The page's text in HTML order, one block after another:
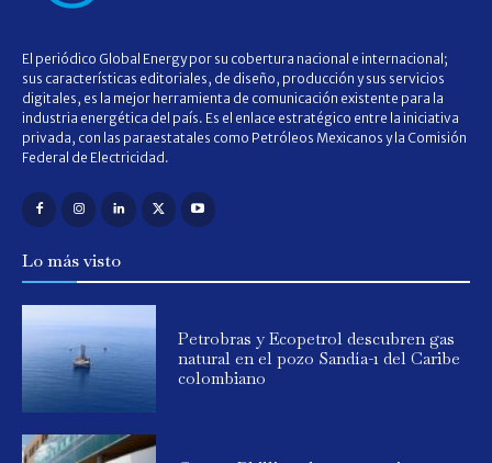
El periódico Global Energy por su cobertura nacional e internacional;
sus características editoriales, de diseño, producción y sus servicios
digitales, es la mejor herramienta de comunicación existente para la
industria energética del país. Es el enlace estratégico entre la iniciativa
privada, con las paraestatales como Petróleos Mexicanos y la Comisión
Federal de Electricidad.
Lo más visto
Petrobras y Ecopetrol descubren gas
natural en el pozo Sandía-1 del Caribe
colombiano